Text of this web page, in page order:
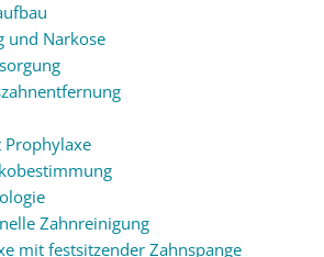
und Narkose
Zahnreinigung
mit festsitzender Zahnspange